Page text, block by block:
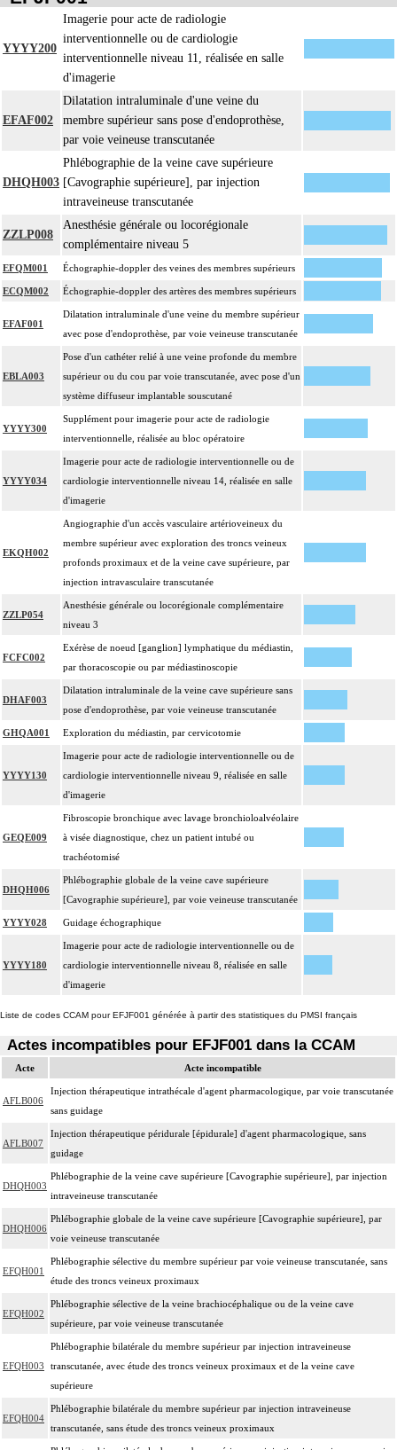
- décision d'assistance circulatoire.
La suture d'un vaisseau inclut l'angioplastie d'élargissement.
Le pontage artériel inclut la thromboendartériectomie de contigüité.
Les actes sur le thorax, par thoracoscopie incluent l'évacuation de collection
intrathoracique associée, la pose de drain pleural et/ou péricardique.
Les actes sur le thorax, par thoracotomie incluent l'évacuation de collection
intrathoracique associée, la pose de drain pleural et/ou péricardique.
4
Les actes avec dérivation vasculaire [shunt] incluent la pose d'une dérivation
inerte ou pulsée, et son ablation.
4
durée sous ampli de brillance (chapitre 19) ne peuvent pas être facturés avec les
actes diagnostiques ou thérapeutiques de radiologie vasculaire
YYYY200
Imagerie pour acte de radiologie
interventionnelle ou de cardiologie
interventionnelle niveau 11, réalisée en salle
d'imagerie
EFAF002
Dilatation intraluminale d'une veine du
membre supérieur sans pose d'endoprothèse,
par voie veineuse transcutanée
DHQH003
Phlébographie de la veine cave supérieure
[Cavographie supérieure], par injection
intraveineuse transcutanée
ZZLP008
Anesthésie générale ou locorégionale
complémentaire niveau 5
EFQM001 Échographie-doppler des veines des membres supérieurs
ECQM002 Échographie-doppler des artères des membres supérieurs
EFAF001
Dilatation intraluminale d'une veine du membre supérieur
avec pose d'endoprothèse, par voie veineuse transcutanée
EBLA003
Pose d'un cathéter relié à une veine profonde du membre
supérieur ou du cou par voie transcutanée, avec pose d'un
système diffuseur implantable souscutané
YYYY300
Supplément pour imagerie pour acte de radiologie
interventionnelle, réalisée au bloc opératoire
YYYY034
Imagerie pour acte de radiologie interventionnelle ou de
cardiologie interventionnelle niveau 14, réalisée en salle
d'imagerie
EKQH002
Angiographie d'un accès vasculaire artérioveineux du
membre supérieur avec exploration des troncs veineux
profonds proximaux et de la veine cave supérieure, par
injection intravasculaire transcutanée
ZZLP054
Anesthésie générale ou locorégionale complémentaire
niveau 3
FCFC002
Exérèse de noeud [ganglion] lymphatique du médiastin,
par thoracoscopie ou par médiastinoscopie
DHAF003
Dilatation intraluminale de la veine cave supérieure sans
pose d'endoprothèse, par voie veineuse transcutanée
GHQA001 Exploration du médiastin, par cervicotomie
YYYY130
Imagerie pour acte de radiologie interventionnelle ou de
cardiologie interventionnelle niveau 9, réalisée en salle
d'imagerie
GEQE009
Fibroscopie bronchique avec lavage bronchioloalvéolaire
à visée diagnostique, chez un patient intubé ou
trachéotomisé
DHQH006
Phlébographie globale de la veine cave supérieure
[Cavographie supérieure], par voie veineuse transcutanée
YYYY028 Guidage échographique
YYYY180
Imagerie pour acte de radiologie interventionnelle ou de
cardiologie interventionnelle niveau 8, réalisée en salle
d'imagerie
Liste de codes CCAM pour EFJF001 générée à partir des statistiques du PMSI français
Actes incompatibles pour EFJF001 dans la CCAM
Acte Acte incompatible
AFLB006
Injection thérapeutique intrathécale d'agent pharmacologique, par voie transcutanée
sans guidage
AFLB007
Injection thérapeutique péridurale [épidurale] d'agent pharmacologique, sans
guidage
DHQH003
Phlébographie de la veine cave supérieure [Cavographie supérieure], par injection
intraveineuse transcutanée
DHQH006
Phlébographie globale de la veine cave supérieure [Cavographie supérieure], par
voie veineuse transcutanée
EFQH001
Phlébographie sélective du membre supérieur par voie veineuse transcutanée, sans
étude des troncs veineux proximaux
EFQH002
Phlébographie sélective de la veine brachiocéphalique ou de la veine cave
supérieure, par voie veineuse transcutanée
EFQH003
Phlébographie bilatérale du membre supérieur par injection intraveineuse
transcutanée, avec étude des troncs veineux proximaux et de la veine cave
supérieure
EFQH004
Phlébographie bilatérale du membre supérieur par injection intraveineuse
transcutanée, sans étude des troncs veineux proximaux